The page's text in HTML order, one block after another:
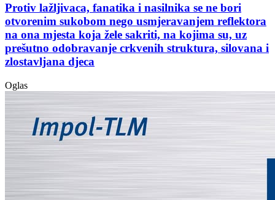
Protiv lažljivaca, fanatika i nasilnika se ne bori
otvorenim sukobom nego usmjeravanjem reflektora
na ona mjesta koja žele sakriti, na kojima su, uz
prešutno odobravanje crkvenih struktura, silovana i
zlostavljana djeca
Oglas